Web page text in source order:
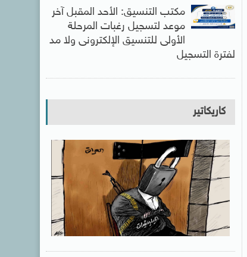
مكتب التنسيق: الأحد المقبل آخر
موعد لتسجيل رغبات المرحلة
الأولى للتنسيق الإلكترونى ولا مد
لفترة التسجيل
كاريكاتير